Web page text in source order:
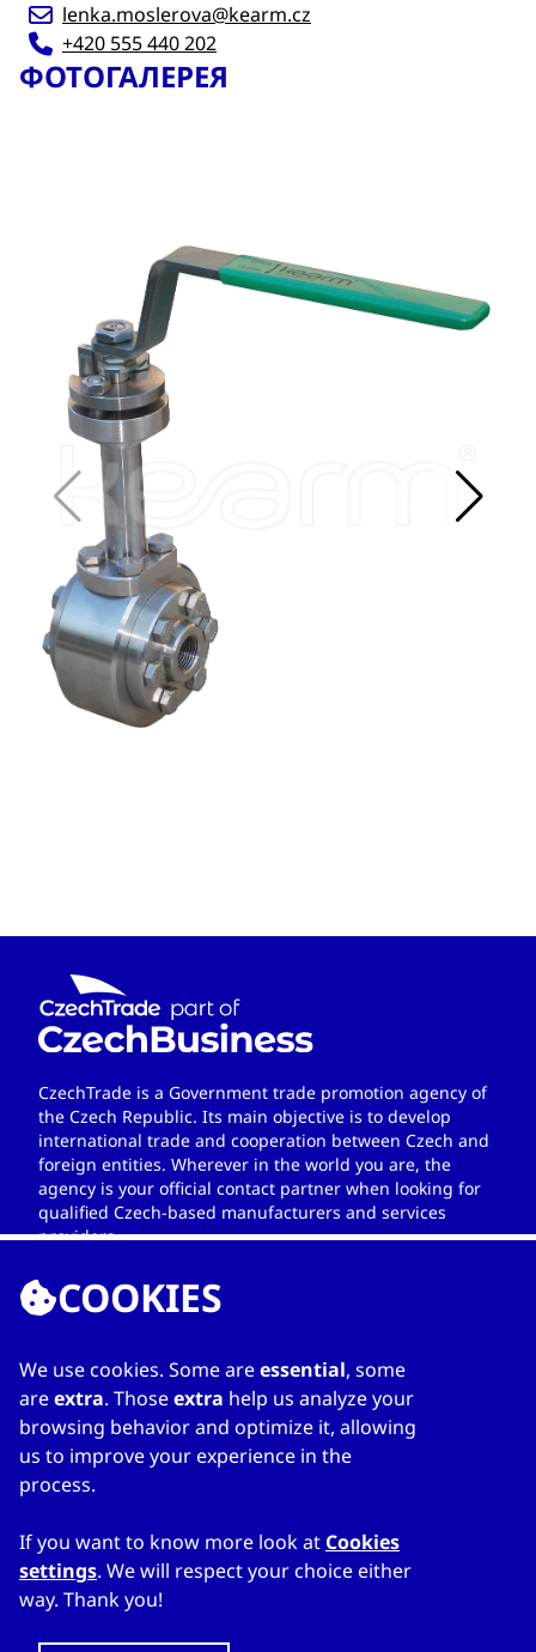
lenka.moslerova@kearm.cz
+420 555 440 202
ФОТОГАЛЕРЕЯ
CzechTrade is a Government trade promotion agency of
the Czech Republic. Its main objective is to develop
international trade and cooperation between Czech and
foreign entities. Wherever in the world you are, the
agency is your official contact partner when looking for
qualified Czech-based manufacturers and services
providers.
ССЫЛКИ
Home
О каталоге
Мой список
COOKIES
We use cookies. Some areessential, some
areextra. Thoseextra help us analyze your
browsing behavior and optimize it, allowing
us to improve your experience in the
process.
If you want to know more look at Cookies
settings. We will respect your choice either
way. Thank you!